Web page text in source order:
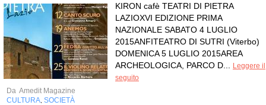
KIRON cafè TEATRI DI PIETRA
LAZIOXVI EDIZIONE PRIMA
NAZIONALE SABATO 4 LUGLIO
2015ANFITEATRO DI SUTRI (Viterbo)
DOMENICA 5 LUGLIO 2015AREA
ARCHEOLOGICA, PARCO D...
Leggere il
seguito
Da Amedit Magazine
CULTURA SOCIETÀ